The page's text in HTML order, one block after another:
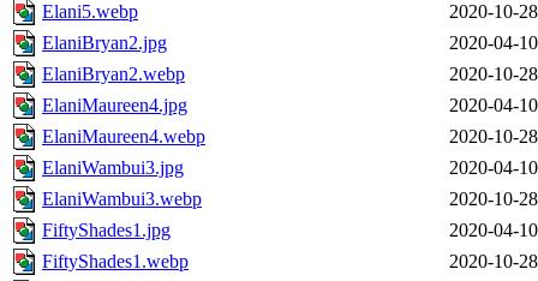
Elani5.webp
2020-10-
ElaniBryan2.jpg
2020-04-
ElaniBryan2.webp
2020-10-
ElaniMaureen4.jpg
2020-04-
ElaniMaureen4.webp
2020-10-
ElaniWambui3.jpg
2020-04-
ElaniWambui3.webp
2020-10-
FiftyShades1.jpg
2020-04-
FiftyShades1.webp
2020-10-